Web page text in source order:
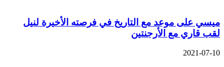
ميسي على موعد مع التاريخ في فرصته الأخيرة لنيل
لقب قاري مع الأرجنتين
2021-07-10